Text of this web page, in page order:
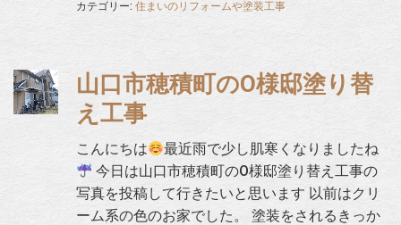
カテゴリー: 住まいのリフォームや塗装工事
山口市穂積町のO様邸塗り替
え工事
こんにちは
最近雨で少し肌寒くなりましたね
今日は山口市穂積町のO様邸塗り替え工事の
写真を投稿して行きたいと思います 以前はクリ
ーム系の色のお家でした。 塗装をされるきっか